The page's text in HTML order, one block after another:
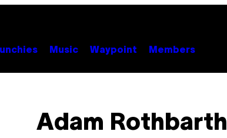
Music Waypoint Members
Adam Rothbarth